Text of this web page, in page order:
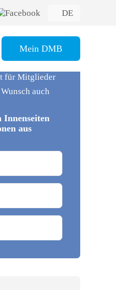
Euro DE
Mein DMB
glaubwürdig
erscheint
für Mitglieder
auch
Innenseiten
aus